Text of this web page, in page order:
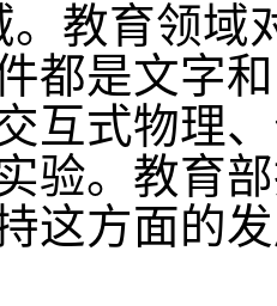
。教育领域
都是文字
互式物理
验。教育
这方面的